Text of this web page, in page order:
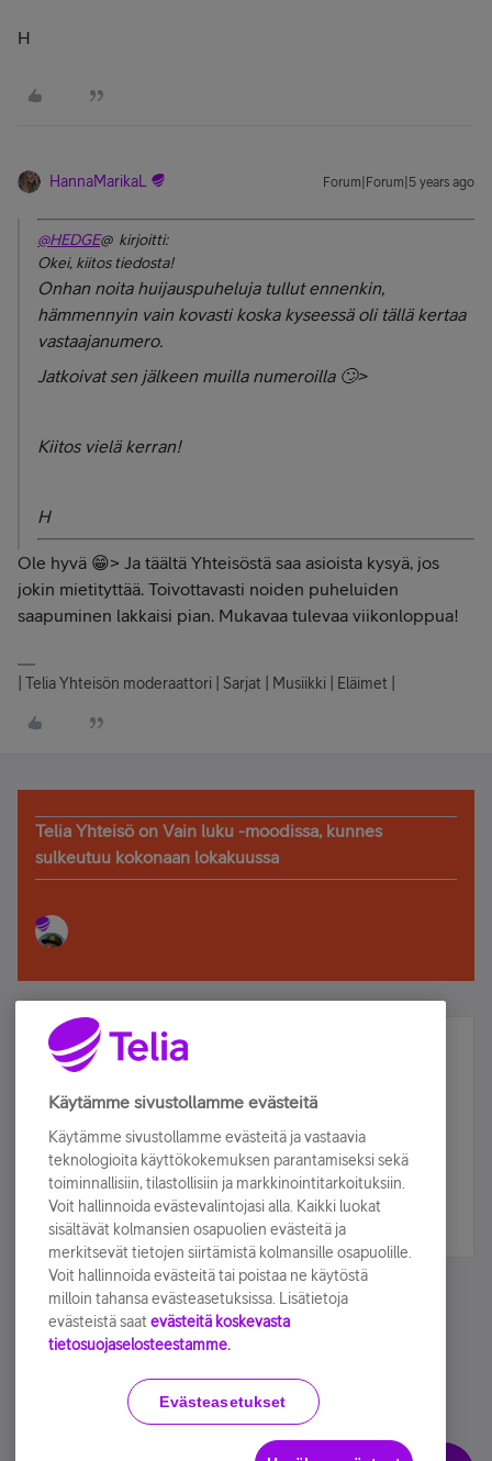
H
HannaMarikaL Forum|Forum|5 years ago
@HEDGE@ kirjoitti:
Okei, kiitos tiedosta!
Onhan noita huijauspuheluja tullut ennenkin,
hämmennyin vain kovasti koska kyseessä oli tällä kertaa
vastaajanumero.
Jatkoivat sen jälkeen muilla numeroilla 🙄>
Kiitos vielä kerran!
H
Ole hyvä 😁> Ja täältä Yhteisöstä saa asioista kysyä, jos
jokin mietityttää. Toivottavasti noiden puheluiden
saapuminen lakkaisi pian. Mukavaa tulevaa viikonloppua!
| Telia Yhteisön moderaattori | Sarjat | Musiikki | Eläimet |
Telia Yhteisö on Vain luku -moodissa, kunnes
sulkeutuu kokonaan lokakuussa
Älä jää paitsi – osallistu ja voita!
Tilaa Telian uutiskirje ja olet mukana arvonnassa.
sähköpostiisi.
Tilaa nyt
Käyttöehdot Accessibility statement
Käytämme sivustollamme evästeitä
Käytämme sivustollamme evästeitä ja vastaavia
teknologioita käyttökokemuksen parantamiseksi sekä
toiminnallisiin, tilastollisiin ja markkinointitarkoituksiin.
Voit hallinnoida evästevalintojasi alla. Kaikki luokat
sisältävät kolmansien osapuolien evästeitä ja
merkitsevät tietojen siirtämistä kolmansille osapuolille.
Voit hallinnoida evästeitä tai poistaa ne käytöstä
milloin tahansa evästeasetuksissa. Lisätietoja
evästeistä saat evästeitä koskevasta
tietosuojaselosteestamme.
Evästeasetukset